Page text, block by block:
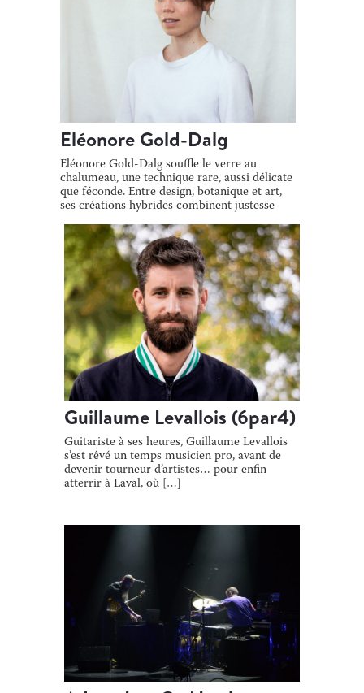
Eléonore Gold-Dalg
Éléonore Gold-Dalg souffle le verre au
chalumeau, une technique rare, aussi délicate
que féconde. Entre design, botanique et art,
ses créations hybrides combinent justesse
Guillaume Levallois (6par4)
Guitariste à ses heures, Guillaume Levallois
s’est rêvé un temps musicien pro, avant de
devenir tourneur d’artistes… pour enfin
atterrir à Laval, où […]